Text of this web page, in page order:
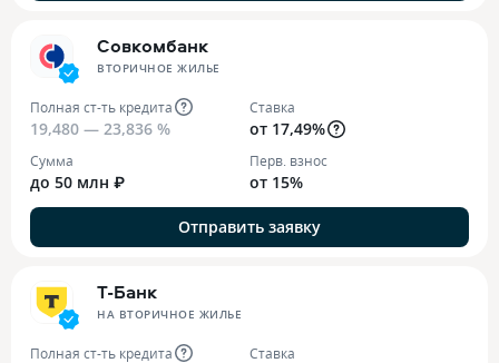
Совкомбанк
ВТОРИЧНОЕ ЖИЛЬЕ
Полная ст-ть кредита
19,480 — 23,836 %
Ставка
от 17,49%
Сумма
до 50 млн ₽
Перв. взнос
от 15%
Отправить заявку
Т-Банк
НА ВТОРИЧНОЕ ЖИЛЬЕ
Полная ст-ть кредита Ставка